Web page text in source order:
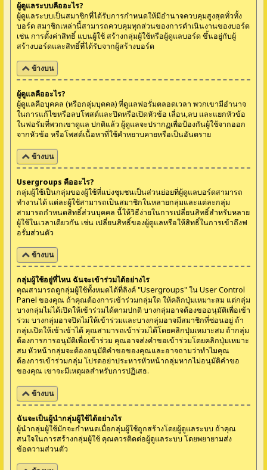
ผู้ดูแลระบบคืออะไร?
ผู้ดูแลระบบเป็นสมาชิกที่ได้รับการกำหนดให้มีอำนาจควบคุมสูงสุดทั่วทั้ง
บอร์ด สมาชิกเหล่านี้สามารถควบคุมทุกส่วนของการดำเนินงานของบอร์ด
เช่น การตั้งค่าสิทธิ์ แบนผู้ใช้ สร้างกลุ่มผู้ใช้หรือผู้ดูแลบอร์ด ขึ้นอยู่กับผู้
สร้างบอร์ดและสิทธิ์ที่ได้รับจากผู้สร้างบอร์ด
ข้างบน
ผู้ดูแลคืออะไร?
ผู้ดูแลคือบุคคล (หรือกลุ่มบุคคล) ที่ดูแลฟอรั่มตลอดเวลา พวกเขามีอำนาจ
ในการแก้ไขหรือลบโพสต์และปิดหรือเปิดหัวข้อ เลื่อน,ลบ และแยกหัวข้อ
ในฟอรั่มที่พวกเขาดูแล ปกติแล้ว ผู้ดูแลจะปรากฏเพื่อป้องกันผู้ใช้จากออก
จากหัวข้อ หรือโพสต์เนื้อหาที่ใช้คำหยาบคายหรือเป็นอันตราย
ข้างบน
Usergroups คืออะไร?
กลุ่มผู้ใช้เป็นกลุ่มของผู้ใช้ที่แบ่งชุมชนเป็นส่วนย่อยที่ผู้ดูแลบอร์ดสามารถ
ทำงานได้ แต่ละผู้ใช้สามารถเป็นสมาชิกในหลายกลุ่มและแต่ละกลุ่ม
สามารถกำหนดสิทธิ์ส่วนบุคคล นี้ให้วิธีง่ายในการเปลี่ยนสิทธิ์สำหรับหลาย
ผู้ใช้ในเวลาเดียวกัน เช่น เปลี่ยนสิทธิ์ของผู้ดูแลหรือให้สิทธิ์ในการเข้าถึงฟ
อรั่มส่วนตัว
ข้างบน
กลุ่มผู้ใช้อยู่ที่ไหน ฉันจะเข้าร่วมได้อย่างไร
คุณสามารถดูกลุ่มผู้ใช้ทั้งหมดได้ที่ลิงค์ "Usergroups" ใน User Control
Panel ของคุณ ถ้าคุณต้องการเข้าร่วมกลุ่มใด ให้คลิกปุ่มเหมาะสม แต่กลุ่ม
บางกลุ่มไม่ได้เปิดให้เข้าร่วมได้ตามปกติ บางกลุ่มอาจต้องขออนุมัติเพื่อเข้า
ร่วม บางกลุ่มอาจปิดไม่ให้เข้าร่วมและบางกลุ่มอาจมีสมาชิกที่ซ่อนอยู่ ถ้า
กลุ่มเปิดให้เข้าเข้าได้ คุณสามารถเข้าร่วมได้โดยคลิกปุ่มเหมาะสม ถ้ากลุ่ม
ต้องการการอนุมัติเพื่อเข้าร่วม คุณอาจส่งคำขอเข้าร่วมโดยคลิกปุ่มเหมาะ
สม หัวหน้ากลุ่มจะต้องอนุมัติคำขอของคุณและอาจถามว่าทำไมคุณ
ต้องการเข้าร่วมกลุ่ม โปรดอย่าประหารหัวหน้ากลุ่มหากไม่อนุมัติคำขอ
ของคุณ เขาจะมีเหตุผลสำหรับการปฏิเสธ.
ข้างบน
ฉันจะเป็นผู้นำกลุ่มผู้ใช้ได้อย่างไร
ผู้นำกลุ่มผู้ใช้มักจะกำหนดเมื่อกลุ่มผู้ใช้ถูกสร้างโดยผู้ดูแลระบบ ถ้าคุณ
สนใจในการสร้างกลุ่มผู้ใช้ คุณควรติดต่อผู้ดูแลระบบ โดยพยายามส่ง
ข้อความส่วนตัว